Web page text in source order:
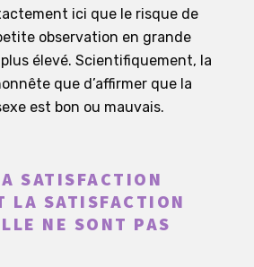
ici que le risque de
observation en grande
élevé. Scientifiquement, la
que d’affirmer que la
est bon ou mauvais.
SATISFACTION
LA SATISFACTION
NE SONT PAS